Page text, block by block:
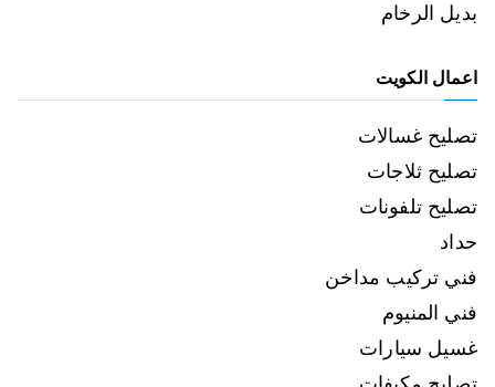
بديل الرخام
اعمال الكويت
تصليح غسالات
تصليح ثلاجات
تصليح تلفونات
حداد
فني تركيب مداخن
فني المنيوم
غسيل سيارات